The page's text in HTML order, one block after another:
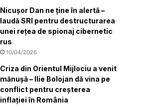
Nicușor Dan ne ține în alertă –
laudă SRI pentru destructurarea
unei rețea de spionaj cibernetic
rus
10/04/2026
Criza din Orientul Mijlociu a venit
mănușă – Ilie Bolojan dă vina pe
conflict pentru creșterea
inflației în România